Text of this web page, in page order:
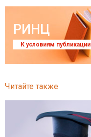
РИНЦ
К условиям публикации
Читайте также